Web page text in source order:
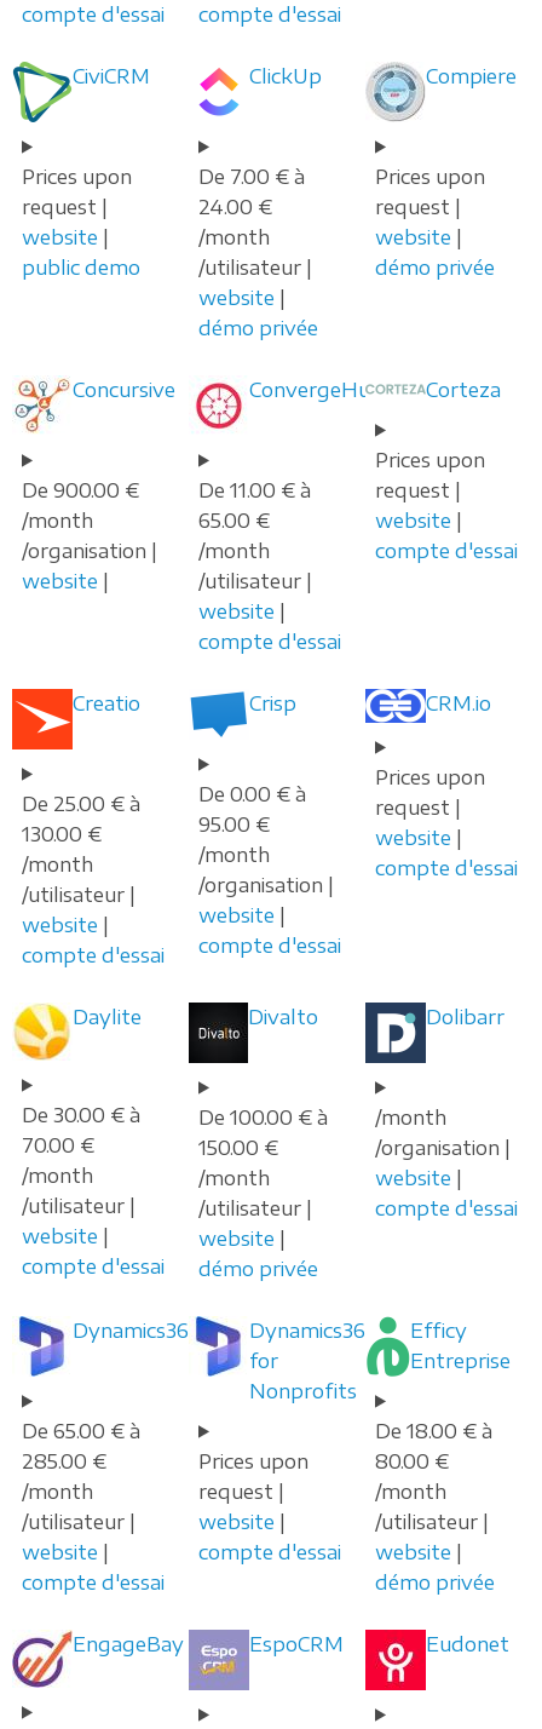
compte d'essai
compte d'essai
CiviCRM
Prices upon
request |
website |
public demo
ClickUp
De 7.00 € à
24.00 €
/month
/utilisateur |
website |
démo privée
Compiere
Prices upon
request |
website |
démo privée
Concursive
De 900.00 €
/month
/organisation |
website |
ConvergeHub
De 11.00 € à
65.00 €
/month
/utilisateur |
website |
compte d'essai
Corteza
Prices upon
request |
website |
compte d'essai
Creatio
De 25.00 € à
130.00 €
/month
/utilisateur |
website |
compte d'essai
Crisp
De 0.00 € à
95.00 €
/month
/organisation |
website |
compte d'essai
CRM.io
Prices upon
request |
website |
compte d'essai
Daylite
De 30.00 € à
70.00 €
/month
/utilisateur |
website |
compte d'essai
Divalto
De 100.00 € à
150.00 €
/month
/utilisateur |
website |
démo privée
Dolibarr
/month
/organisation |
website |
compte d'essai
Dynamics365
De 65.00 € à
285.00 €
/month
/utilisateur |
website |
compte d'essai
Dynamics365
for
Nonprofits
Prices upon
request |
website |
compte d'essai
Efficy
Entreprise
De 18.00 € à
80.00 €
/month
/utilisateur |
website |
démo privée
EngageBay EspoCRM Eudonet